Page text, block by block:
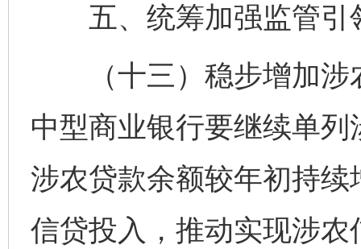
五、统筹加强监管引
（十三）稳步增加涉
中型商业银行要继续单
涉农贷款余额较年初持
信贷投入，推动实现涉